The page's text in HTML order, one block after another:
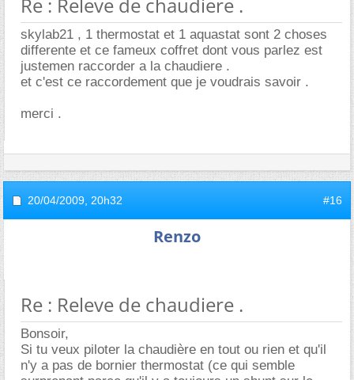
skylab21 , 1 thermostat et 1 aquastat sont 2 choses
differente et ce fameux coffret dont vous parlez est
justemen raccorder a la chaudiere .
et c'est ce raccordement que je voudrais savoir .
merci .
20/04/2009, 20h32 #16
Renzo
Re : Releve de chaudiere .
Bonsoir,
Si tu veux piloter la chaudière en tout ou rien et qu'il
n'y a pas de bornier thermostat (ce qui semble